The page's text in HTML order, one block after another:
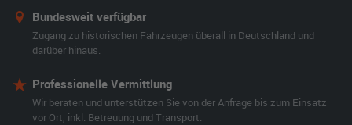
Bundesweit verfügbar
Zugang zu historischen Fahrzeugen überall in Deutschland und
darüber hinaus.
Professionelle Vermittlung
Wir beraten und unterstützen Sie von der Anfrage bis zum Einsatz
vor Ort, inkl. Betreuung und Transport.